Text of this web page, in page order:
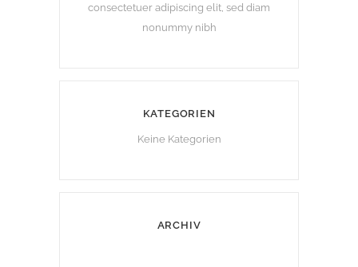
consectetuer adipiscing elit, sed diam
nonummy nibh
KATEGORIEN
Keine Kategorien
ARCHIV